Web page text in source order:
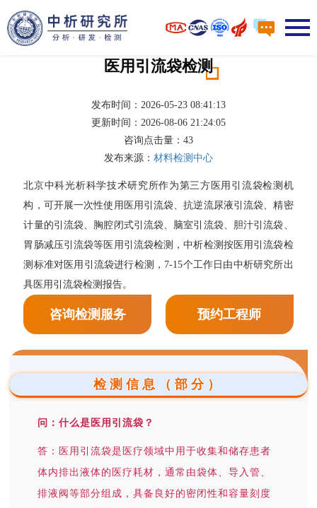
医用引流袋检测
发布时间：2026-05-23 08:41:13
更新时间：2026-08-06 21:24:05
咨询点击量： 43
发布来源： 材料检测中心
北京中科光析科学技术研究所作为第三方医用引流袋检测机
构，可开展一次性使用医用引流袋、抗逆流尿液引流袋、精密
计量的引流袋、胸腔闭式引流袋、脑室引流袋、胆汁引流袋、
胃肠减压引流袋等医用引流袋检测，中析检测按医用引流袋检
测标准对医用引流袋进行检测，7-15个工作日由中析研究所出
具医用引流袋检测报告。
咨询检测服务 预约工程师
检测信息（部分）
问：什么是医用引流袋？
答：医用引流袋是医疗领域中用于收集和储存患者
体内排出液体的医疗耗材，通常由袋体、导入管、
排液阀等部分组成，具备良好的密闭性和容量刻度